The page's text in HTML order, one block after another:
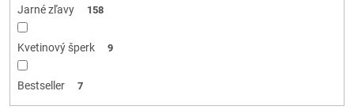
Jarné zľavy 158
Kvetinový šperk 9
Bestseller 7